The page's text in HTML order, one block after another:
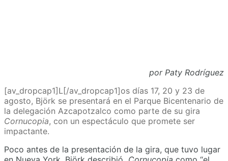
por Paty Rodríguez
[av_dropcap1]L[/av_dropcap1]os días 17, 20 y 23 de
agosto, Björk se presentará en el Parque Bicentenario de
la delegación Azcapotzalco como parte de su gira
Cornucopia, con un espectáculo que promete ser
impactante.
Poco antes de la presentación de la gira, que tuvo lugar